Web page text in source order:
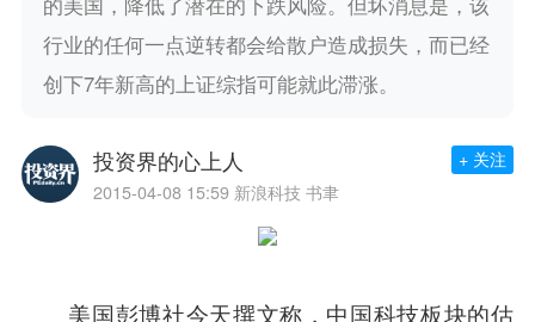
行业的任何一点逆转都会给散户造成损失，而已经
创下7年新高的上证综指可能就此滞涨。
投资界的心上人
2015-04-08 15:59 新浪科技 书聿
+ 关注
美国彭博社今天撰文称， 中国科技板块的估